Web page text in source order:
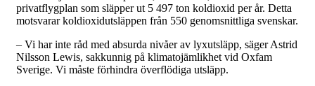
privatflygplan som släpper ut 5 497 ton koldioxid per år. Detta
motsvarar koldioxidutsläppen från 550 genomsnittliga svenskar.
– Vi har inte råd med absurda nivåer av lyxutsläpp, säger Astrid
Nilsson Lewis, sakkunnig på klimatojämlikhet vid Oxfam
Sverige. Vi måste förhindra överflödiga utsläpp.